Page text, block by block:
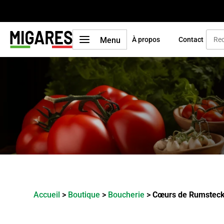
a Menu À propos Contact
Accueil > Boutique > Boucherie >Cœurs de